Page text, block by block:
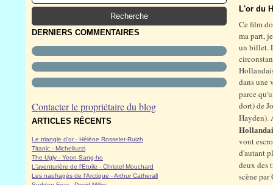
DERNIERS COMMENTAIRES
Contacter le propriétaire du blog
ARTICLES RÉCENTS
Le triangle d'or - Hélène Rosselet-Ruizh
Titanic - Michelluzzi
The Ugly - Yeon Sang-ho
L'aventurière de l'Etoile - Christel Mouchard
Les naufragés de l'Arctique - Arthur Catherall
L'or du
Ce film
ma part,
un billet.
dans une
parce
dort) de
Hayden).
vont
d'autant
deux des
scène